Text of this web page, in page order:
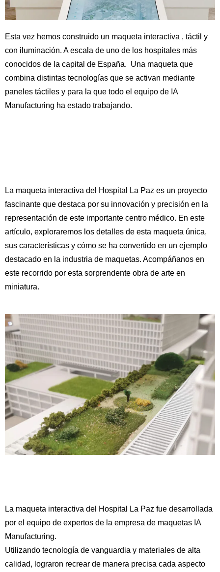
Esta vez hemos construido un maqueta interactiva , táctil y
con iluminación. A escala de uno de los hospitales más
conocidos de la capital de España. Una maqueta que
combina distintas tecnologías que se activan mediante
paneles táctiles y para la que todo el equipo de IA
Manufacturing ha estado trabajando.
La maqueta interactiva del Hospital La Paz es un proyecto
fascinante que destaca por su innovación y precisión en la
representación de este importante centro médico. En este
artículo, exploraremos los detalles de esta maqueta única,
sus características y cómo se ha convertido en un ejemplo
destacado en la industria de maquetas. Acompáñanos en
este recorrido por esta sorprendente obra de arte en
miniatura.
La maqueta interactiva del Hospital La Paz fue desarrollada
por el equipo de expertos de la empresa de maquetas IA
Manufacturing.
Utilizando tecnología de vanguardia y materiales de alta
calidad, lograron recrear de manera precisa cada aspecto